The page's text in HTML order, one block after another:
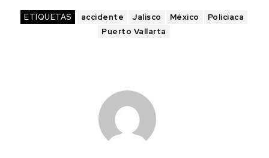
ETIQUETAS accidente Jalisco México
Policiaca
Puerto Vallarta